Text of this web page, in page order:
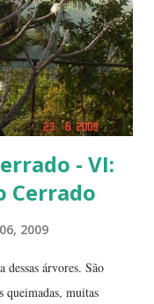
- VI:
Cerrado
2009
árvores. São
queimadas, muitas